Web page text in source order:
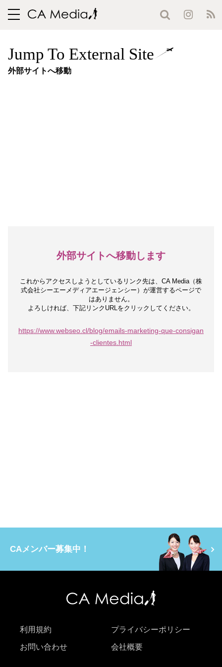
toggle
Jump To External Site
外部サイトへ移動
外部サイトへ移動します
これからアクセスしようとしているリンク先は、 CA Media（株
式会社シーエーメディアエージェンシー）が運営するページで
はありません。
よろしければ、下記リンクURLをクリックしてください。
https://www.webseo.cl/blog/emails-marketing-que-consigan
-clientes.html
CAメンバー募集中！
利用規約 プライバシーポリシー
お問い合わせ 会社概要